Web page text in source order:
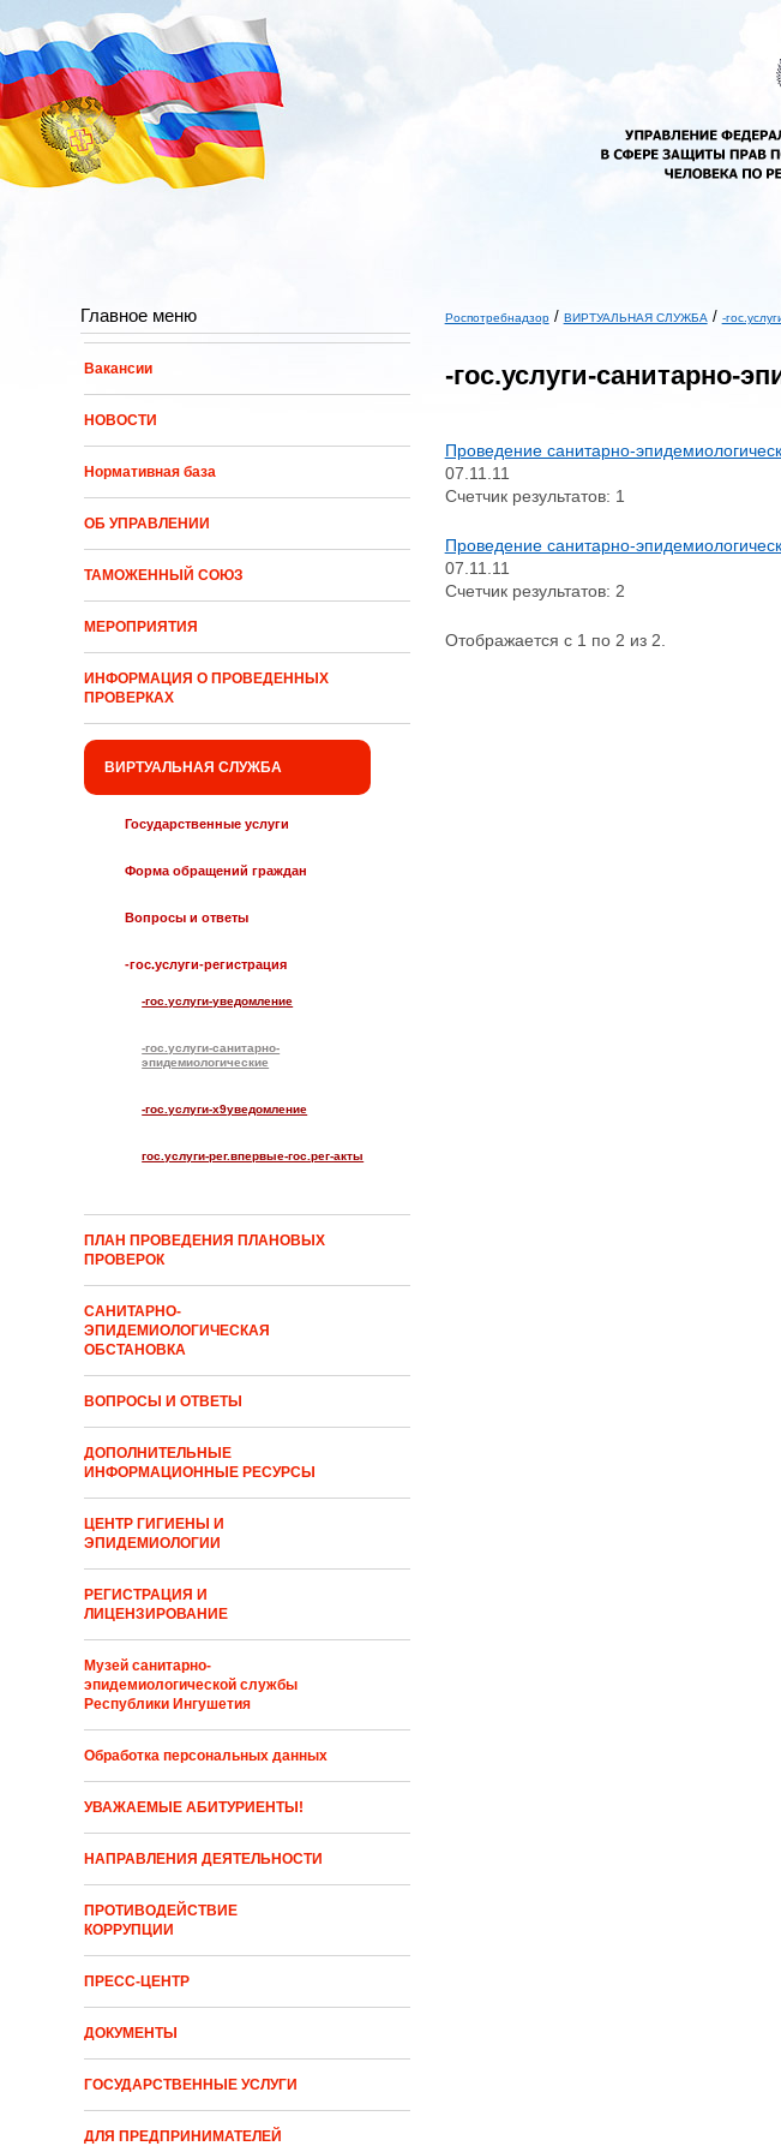
Перейти к основному содержанию
Главное меню
Вакансии
НОВОСТИ
Нормативная база
ОБ УПРАВЛЕНИИ
ТАМОЖЕННЫЙ СОЮЗ
МЕРОПРИЯТИЯ
ИНФОРМАЦИЯ О ПРОВЕДЕННЫХ
ПРОВЕРКАХ
ВИРТУАЛЬНАЯ СЛУЖБА
Государственные услуги
Форма обращений граждан
Вопросы и ответы
-гос.услуги-регистрация
-гос.услуги-уведомление
-гос.услуги-санитарно-
эпидемиологические
-гос.услуги-x9уведомление
гос.услуги-рег.впервые-гос.рег-акты
ПЛАН ПРОВЕДЕНИЯ ПЛАНОВЫХ
ПРОВЕРОК
САНИТАРНО-
ЭПИДЕМИОЛОГИЧЕСКАЯ
ОБСТАНОВКА
ВОПРОСЫ И ОТВЕТЫ
ДОПОЛНИТЕЛЬНЫЕ
ИНФОРМАЦИОННЫЕ РЕСУРСЫ
ЦЕНТР ГИГИЕНЫ И
ЭПИДЕМИОЛОГИИ
РЕГИСТРАЦИЯ И
ЛИЦЕНЗИРОВАНИЕ
Музей санитарно-
эпидемиологической службы
Республики Ингушетия
Обработка персональных данных
УВАЖАЕМЫЕ АБИТУРИЕНТЫ!
НАПРАВЛЕНИЯ ДЕЯТЕЛЬНОСТИ
ПРОТИВОДЕЙСТВИЕ
КОРРУПЦИИ
ПРЕСС-ЦЕНТР
ДОКУМЕНТЫ
ГОСУДАРСТВЕННЫЕ УСЛУГИ
ДЛЯ ПРЕДПРИНИМАТЕЛЕЙ
Роспотребнадзор / ВИРТУАЛЬНАЯ СЛУЖБА / -
-гос.услуги-санитарно-
Проведение санитарно-
07.11.11
Счетчик результатов: 1
Проведение санитарно-
07.11.11
Счетчик результатов: 2
Отображается с 1 по 2 из 2.